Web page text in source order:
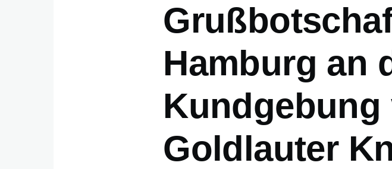
Hamburg an
Kundgebung
Goldlauter